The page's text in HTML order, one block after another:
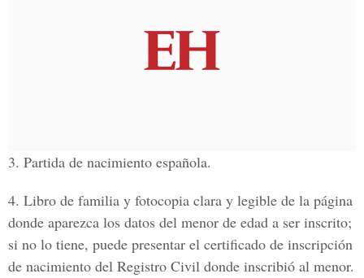
3. Partida de nacimiento española.
4. Libro de familia y fotocopia clara y legible de la página
donde aparezca los datos del menor de edad a ser inscrito;
si no lo tiene, puede presentar el certificado de inscripción
de nacimiento del Registro Civil donde inscribió al menor.